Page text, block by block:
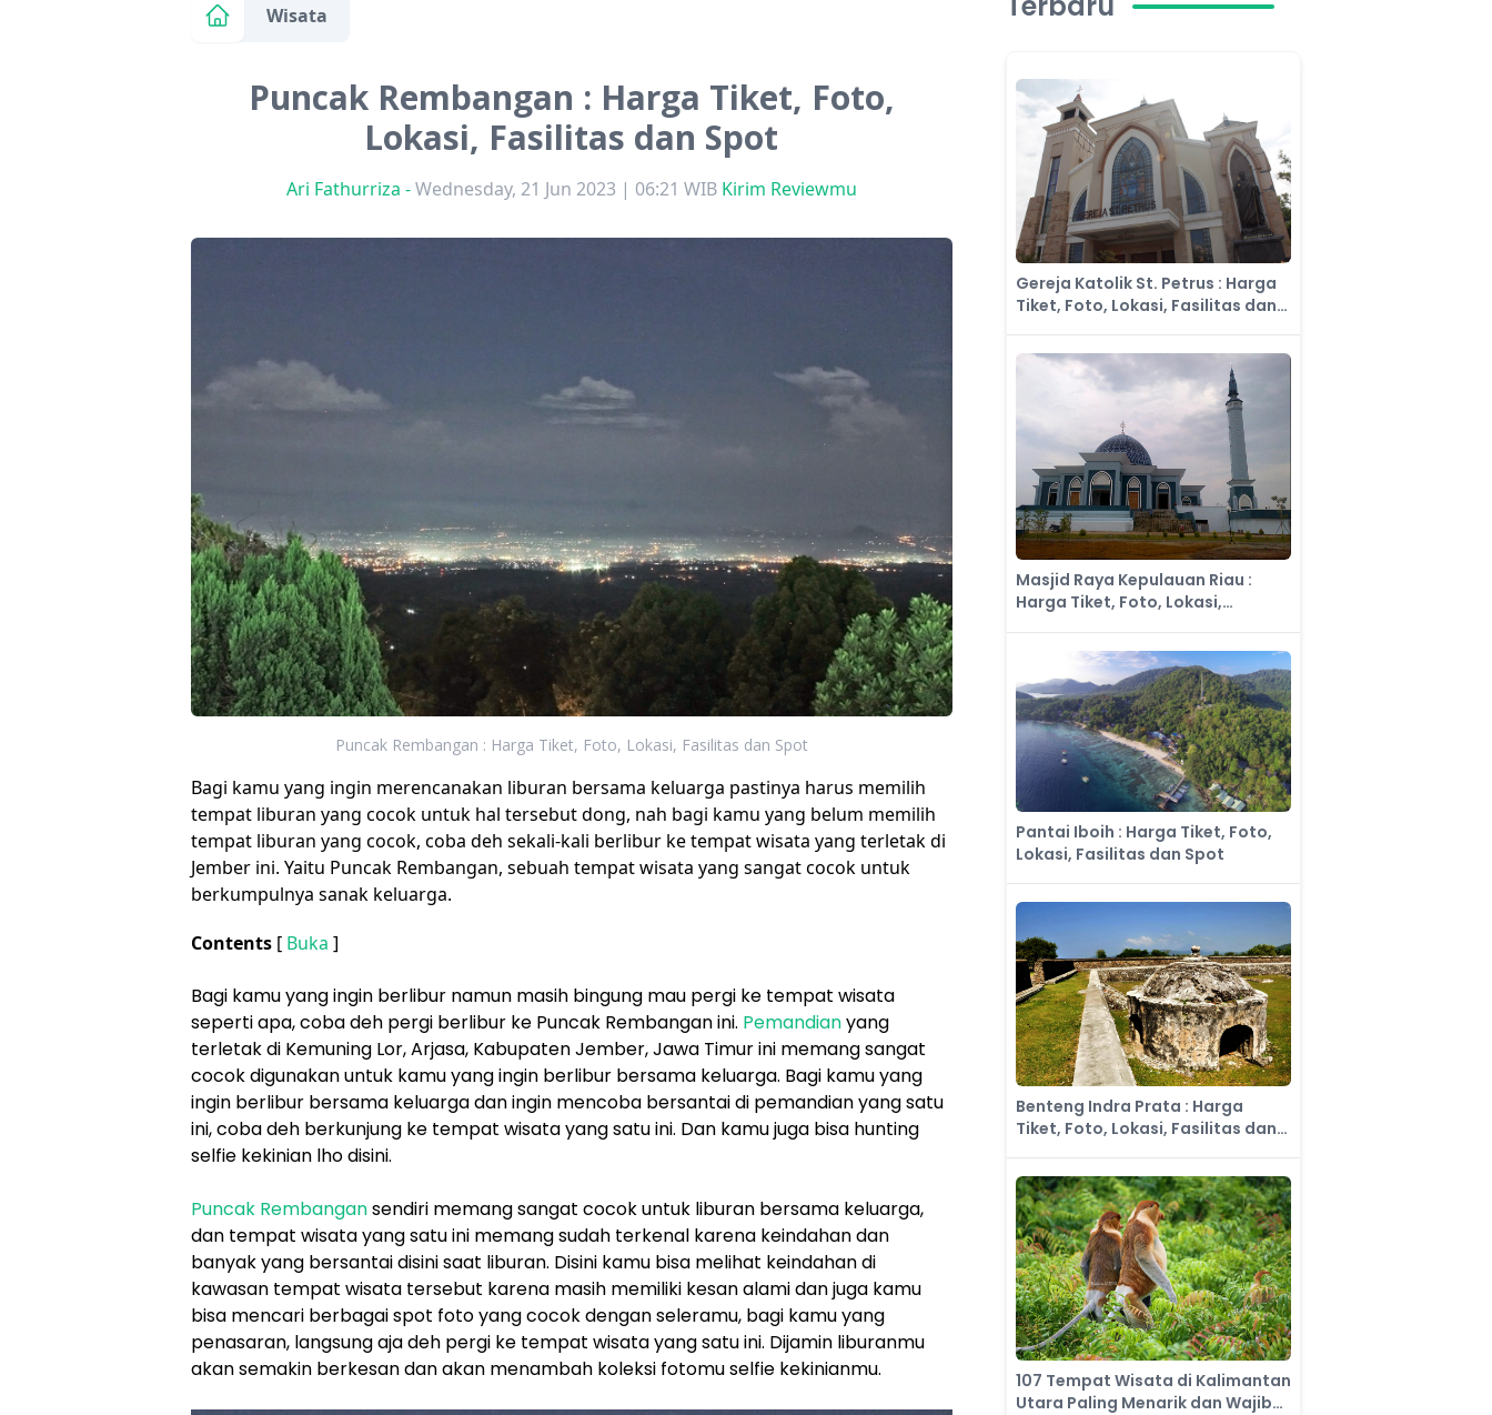
Wisata
Puncak Rembangan : Harga Tiket, Foto,
Lokasi, Fasilitas dan Spot
Ari Fathurriza -Wednesday, 21 Jun 2023 | 06:21 WIB Kirim Reviewmu
Puncak Rembangan : Harga Tiket, Foto, Lokasi, Fasilitas dan Spot
Bagi kamu yang ingin merencanakan liburan bersama keluarga pastinya harus memilih
tempat liburan yang cocok untuk hal tersebut dong, nah bagi kamu yang belum memilih
tempat liburan yang cocok, coba deh sekali-kali berlibur ke tempat wisata yang terletak di
Jember ini. Yaitu Puncak Rembangan, sebuah tempat wisata yang sangat cocok untuk
berkumpulnya sanak keluarga.
Contents [ Buka ]
Bagi kamu yang ingin berlibur namun masih bingung mau pergi ke tempat wisata
seperti apa, coba deh pergi berlibur ke Puncak Rembangan ini. Pemandianyang
terletak di Kemuning Lor, Arjasa, Kabupaten Jember, Jawa Timur ini memang sangat
cocok digunakan untuk kamu yang ingin berlibur bersama keluarga. Bagi kamu yang
ingin berlibur bersama keluarga dan ingin mencoba bersantai di pemandian yang satu
ini, coba deh berkunjung ke tempat wisata yang satu ini. Dan kamu juga bisa hunting
selfie kekinian lho disini.
Puncak Rembangansendiri memang sangat cocok untuk liburan bersama keluarga,
dan tempat wisata yang satu ini memang sudah terkenal karena keindahan dan
banyak yang bersantai disini saat liburan. Disini kamu bisa melihat keindahan di
kawasan tempat wisata tersebut karena masih memiliki kesan alami dan juga kamu
bisa mencari berbagai spot foto yang cocok dengan seleramu, bagi kamu yang
penasaran, langsung aja deh pergi ke tempat wisata yang satu ini. Dijamin liburanmu
akan semakin berkesan dan akan menambah koleksi fotomu selfie kekinianmu.
Gereja Katolik St. Petrus : Harga
Tiket, Foto, Lokasi, Fasilitas dan
Masjid Raya Kepulauan Riau :
Harga Tiket, Foto, Lokasi,
​Pantai Iboih : Harga Tiket, Foto,
Lokasi, Fasilitas dan Spot
Benteng Indra Prata : Harga
Tiket, Foto, Lokasi, Fasilitas dan
107 Tempat Wisata di Kalimantan
Utara Paling Menarik dan Wajib